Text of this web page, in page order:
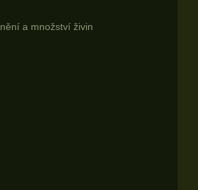
a množství živin